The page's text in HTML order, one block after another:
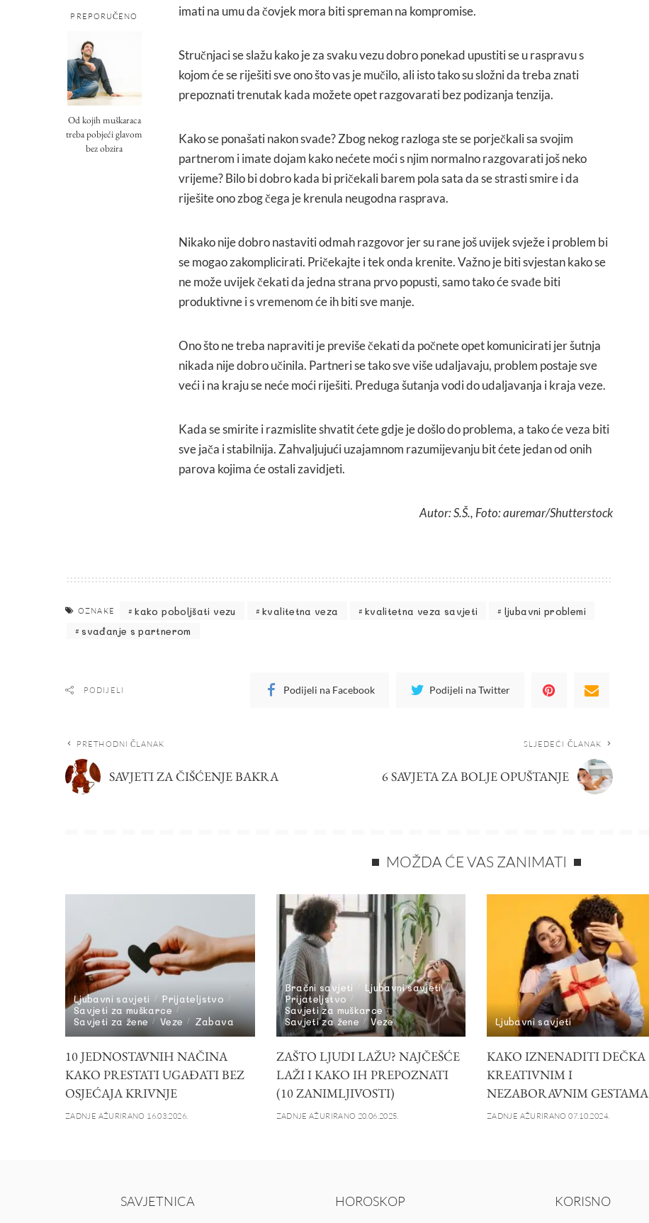
PREPORUČENO
Od kojih muškaraca
treba pobjeći glavom
bez obzira
imati na umu da čovjek mora biti spreman na kompromise.
Stručnjaci se slažu kako je za svaku vezu dobro ponekad upustiti se u raspravu s
kojom će se riješiti sve ono što vas je mučilo, ali isto tako su složni da treba znati
prepoznati trenutak kada možete opet razgovarati bez podizanja tenzija.
Kako se ponašati nakon svađe? Zbog nekog razloga ste se porječkali sa svojim
partnerom i imate dojam kako nećete moći s njim normalno razgovarati još neko
vrijeme? Bilo bi dobro kada bi pričekali barem pola sata da se strasti smire i da
riješite ono zbog čega je krenula neugodna rasprava.
Nikako nije dobro nastaviti odmah razgovor jer su rane još uvijek svježe i problem bi
se mogao zakomplicirati. Pričekajte i tek onda krenite. Važno je biti svjestan kako se
ne može uvijek čekati da jedna strana prvo popusti, samo tako će svađe biti
produktivne i s vremenom će ih biti sve manje.
Ono što ne treba napraviti je previše čekati da počnete opet komunicirati jer šutnja
nikada nije dobro učinila. Partneri se tako sve više udaljavaju, problem postaje sve
veći i na kraju se neće moći riješiti. Preduga šutanja vodi do udaljavanja i kraja veze.
Kada se smirite i razmislite shvatit ćete gdje je došlo do problema, a tako će veza biti
sve jača i stabilnija. Zahvaljujući uzajamnom razumijevanju bit ćete jedan od onih
parova kojima će ostali zavidjeti.
Autor: S.Š., Foto: auremar/Shutterstock
OZNAKE kako poboljšati vezu kvalitetna veza kvalitetna veza savjeti
ljubavni problemi
svađanje s partnerom
PODIJELI Podijeli na Facebook Podijeli na Twitter
PRETHODNI ČLANAK
SAVJETI ZA ČIŠĆENJE BAKRA
SLJEDEĆI ČLANAK
6 SAVJETA ZA BOLJE OPUŠTANJE
MOŽDA ĆE VAS ZANIMATI
Ljubavni savjeti
Prijateljstvo
Savjeti za muškarce
Savjeti za žene
Veze Zabava
10 JEDNOSTAVNIH NAČINA
KAKO PRESTATI UGAĐATI BEZ
OSJEĆAJA KRIVNJE
ZADNJE AŽURIRANO 16.03.2026.
Bračni savjeti
Ljubavni savjeti
Prijateljstvo
Savjeti za muškarce
Savjeti za žene
Veze
ZAŠTO LJUDI LAŽU? NAJČEŠĆE
LAŽI I KAKO IH PREPOZNATI
(10 ZANIMLJIVOSTI)
ZADNJE AŽURIRANO 20.06.2025.
Ljubavni savjeti
KAKO IZNENADITI DEČKA
KREATIVNIM I
NEZABORAVNIM GESTAMA
ZADNJE AŽURIRANO 07.10.2024.
SAVJETNICA HOROSKOP KORISNO